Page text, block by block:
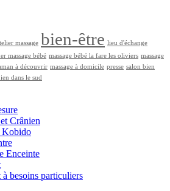
massage bien-être lieu d'échange
massage bébé massage bébé la fare les oliviers massage
à découvrir massage à domicile presse salon bien
dans le sud
Crânien
Kobido
Enceinte
besoins particuliers